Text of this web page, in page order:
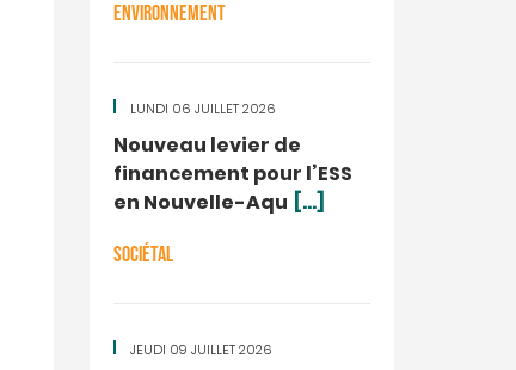
ENVIRONNEMENT
LUNDI 06 JUILLET 2026
Nouveau levier de
financement pour l’ESS
en Nouvelle-Aqu [...]
SOCIÉTAL
JEUDI 09 JUILLET 2026